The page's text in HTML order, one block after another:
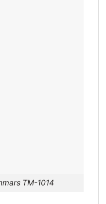
TM-1014